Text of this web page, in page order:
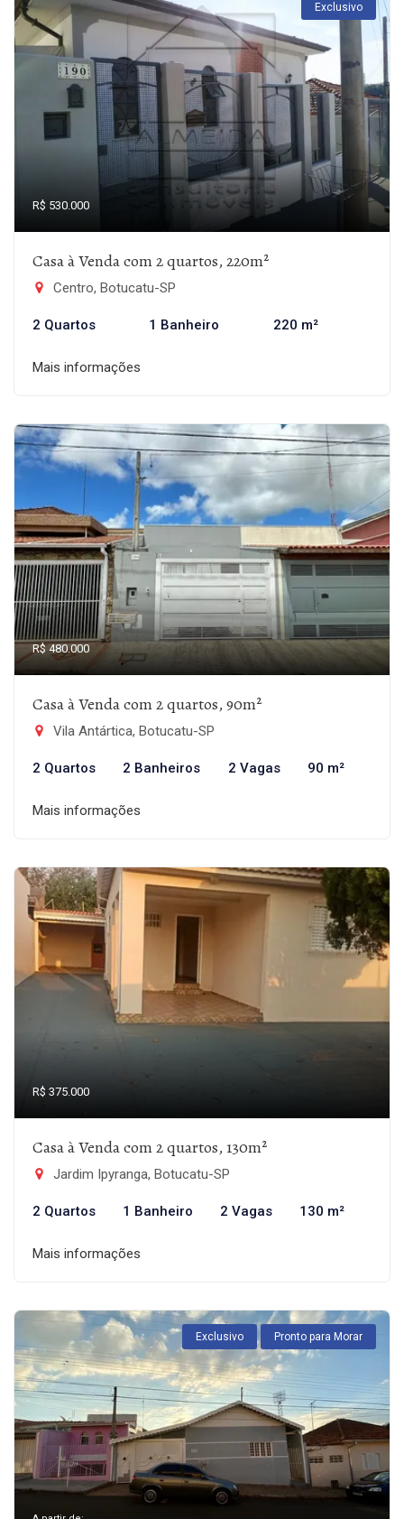
Exclusivo
R$ 530.000
Casa à Venda com 2 quartos, 220m²
Centro, Botucatu-SP
2 Quartos 1 Banheiro 220 m²
Mais informações
R$ 480.000
Casa à Venda com 2 quartos, 90m²
Vila Antártica, Botucatu-SP
2 Quartos 2 Banheiros 2 Vagas 90 m²
Mais informações
R$ 375.000
Casa à Venda com 2 quartos, 130m²
Jardim Ipyranga, Botucatu-SP
2 Quartos 1 Banheiro 2 Vagas 130 m²
Mais informações
Exclusivo Pronto para Morar